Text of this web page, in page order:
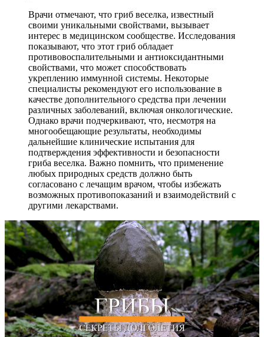
Врачи отмечают, что гриб веселка, известный
своими уникальными свойствами, вызывает
интерес в медицинском сообществе. Исследования
показывают, что этот гриб обладает
противовоспалительными и антиоксидантными
свойствами, что может способствовать
укреплению иммунной системы. Некоторые
специалисты рекомендуют его использование в
качестве дополнительного средства при лечении
различных заболеваний, включая онкологические.
Однако врачи подчеркивают, что, несмотря на
многообещающие результаты, необходимы
дальнейшие клинические испытания для
подтверждения эффективности и безопасности
гриба веселка. Важно помнить, что применение
любых природных средств должно быть
согласовано с лечащим врачом, чтобы избежать
возможных противопоказаний и взаимодействий с
другими лекарствами.